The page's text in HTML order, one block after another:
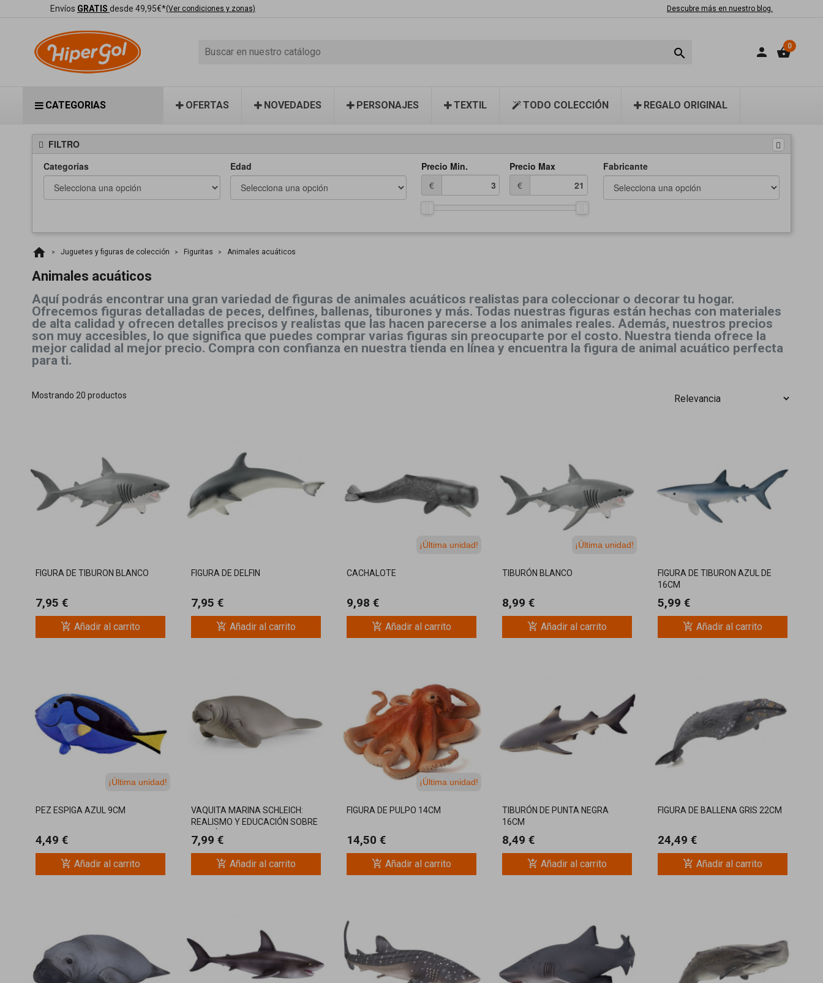
Envíos GRATIS desde 49,95€*(Ver condiciones y zonas) Descubre más en nuestro blog.
 person shopping_basket0
CATEGORIAS OFERTAS NOVEDADES PERSONAJES TEXTIL TODO COLECCIÓN REGALO ORIGINAL
FILTRO
Categorías
Edad
Precio Min.
€
Precio Max
€
Fabricante
home Juguetes y figuras de colección Figuritas Animales acuáticos
Animales acuáticos
Aquí podrás encontrar una gran variedad de figuras de animales acuáticos realistas para coleccionar o decorar tu hogar.
Ofrecemos figuras detalladas de peces, delfines, ballenas, tiburones y más. Todas nuestras figuras están hechas con materiales
de alta calidad y ofrecen detalles precisos y realistas que las hacen parecerse a los animales reales. Además, nuestros precios
son muy accesibles, lo que significa que puedes comprar varias figuras sin preocuparte por el costo. Nuestra tienda ofrece la
mejor calidad al mejor precio. Compra con confianza en nuestra tienda en línea y encuentra la figura de animal acuático perfecta
para ti.
Mostrando 20 productos
FIGURA DE TIBURON BLANCO
7,95 €
add_shopping_cart Añadir al carrito
FIGURA DE DELFIN
7,95 €
add_shopping_cart Añadir al carrito
¡Última unidad!
CACHALOTE
9,98 €
add_shopping_cart Añadir al carrito
¡Última unidad!
TIBURÓN BLANCO
8,99 €
add_shopping_cart Añadir al carrito
FIGURA DE TIBURON AZUL DE
16CM
5,99 €
add_shopping_cart Añadir al carrito
¡Última unidad!
PEZ ESPIGA AZUL 9CM
4,49 €
add_shopping_cart Añadir al carrito
VAQUITA MARINA SCHLEICH:
REALISMO Y EDUCACIÓN SOBRE
7,99 €
add_shopping_cart Añadir al carrito
¡Última unidad!
FIGURA DE PULPO 14CM
14,50 €
add_shopping_cart Añadir al carrito
TIBURÓN DE PUNTA NEGRA
16CM
8,49 €
add_shopping_cart Añadir al carrito
FIGURA DE BALLENA GRIS 22CM
24,49 €
add_shopping_cart Añadir al carrito